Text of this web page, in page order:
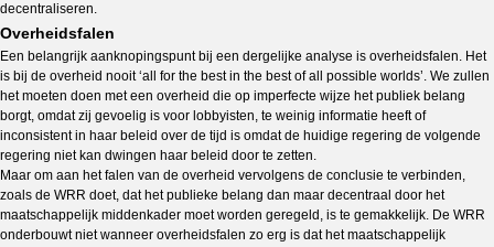
decentraliseren.
Overheidsfalen
Een belangrijk aanknopingspunt bij een dergelijke analyse is overheidsfalen. Het
is bij de overheid nooit ‘all for the best in the best of all possible worlds’. We zullen
het moeten doen met een overheid die op imperfecte wijze het publiek belang
borgt, omdat zij gevoelig is voor lobbyisten, te weinig informatie heeft of
inconsistent in haar beleid over de tijd is omdat de huidige regering de volgende
regering niet kan dwingen haar beleid door te zetten.
Maar om aan het falen van de overheid vervolgens de conclusie te verbinden,
zoals de WRR doet, dat het publieke belang dan maar decentraal door het
maatschappelijk middenkader moet worden geregeld, is te gemakkelijk. De WRR
onderbouwt niet wanneer overheidsfalen zo erg is dat het maatschappelijk